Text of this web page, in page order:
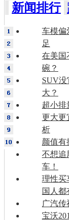
新闻排行
车模偏
足
在美国
碗？
SUV
大？
超小排
更大更
析
颜值有
不想追
车！
理性买
国人都
广汽传
宝沃